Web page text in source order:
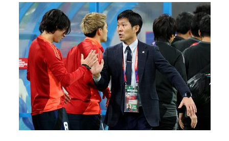
選手が考える監督力とは？
2025年3月21日LIVE配信開催！